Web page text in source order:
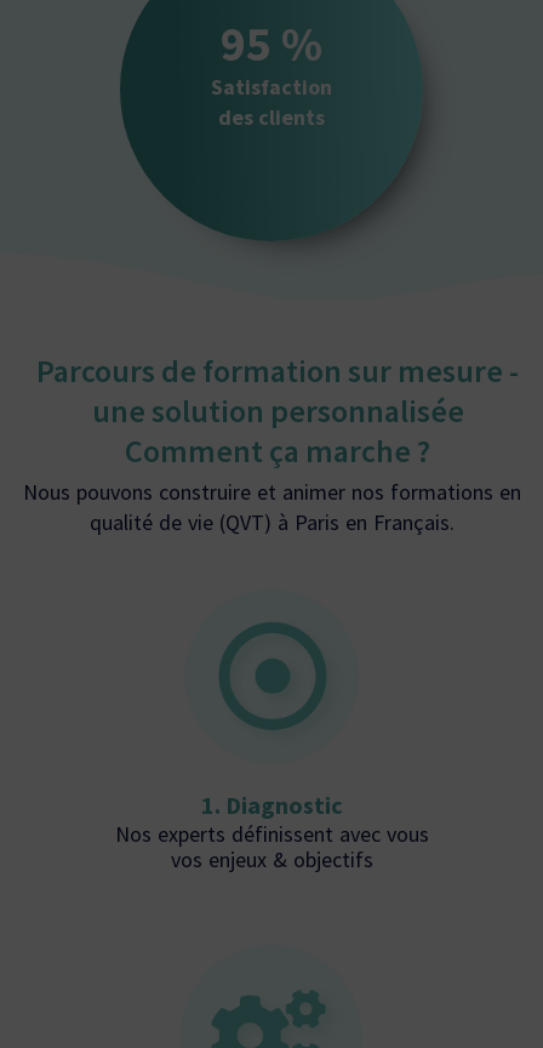
95 %
Satisfaction
des clients
Parcours de formation sur mesure -
une solution personnalisée
Comment ça marche ?
Nous pouvons construire et animer nos formations en
qualité de vie (QVT) à Paris en Français.
1. Diagnostic
Nos experts définissent avec vous
vos enjeux & objectifs